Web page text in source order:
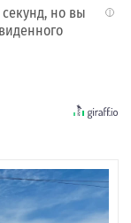
i
но вы